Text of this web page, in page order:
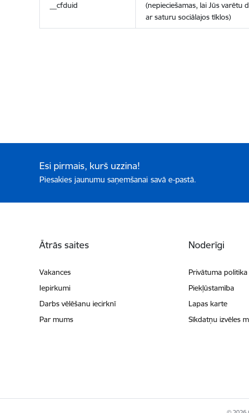
__cfduid
(nepieciešamas, lai Jūs varētu
ar saturu sociālajos tīklos)
Esi pirmais, kurš uzzina!
Piesakies jaunumu saņemšanai savā e-pastā.
Ātrās saites
Vakances
Iepirkumi
Darbs vēlēšanu iecirknī
Par mums
Noderīgi
Privātuma politika
Piekļūstamība
Lapas karte
Sīkdatņu izvēles